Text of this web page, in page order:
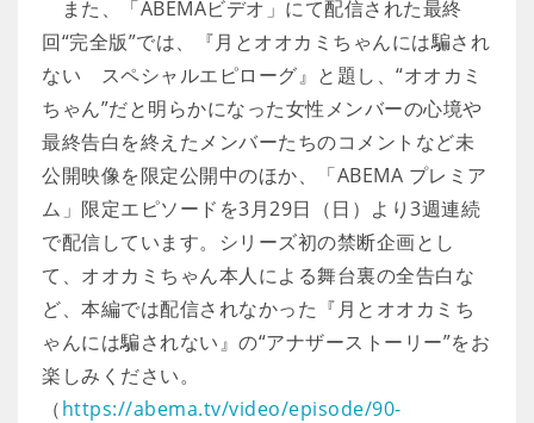
また、「ABEMAビデオ」にて配信された最終
回“完全版”では、『月とオオカミちゃんには騙され
ない スペシャルエピローグ』と題し、“オオカミ
ちゃん”だと明らかになった女性メンバーの心境や
最終告白を終えたメンバーたちのコメントなど未
公開映像を限定公開中のほか、「ABEMA プレミア
ム」限定エピソードを3月29日（日）より3週連続
で配信しています。シリーズ初の禁断企画とし
て、オオカミちゃん本人による舞台裏の全告白な
ど、本編では配信されなかった『月とオオカミち
ゃんには騙されない』の“アナザーストーリー”をお
楽しみください。
（https://abema.tv/video/episode/90-